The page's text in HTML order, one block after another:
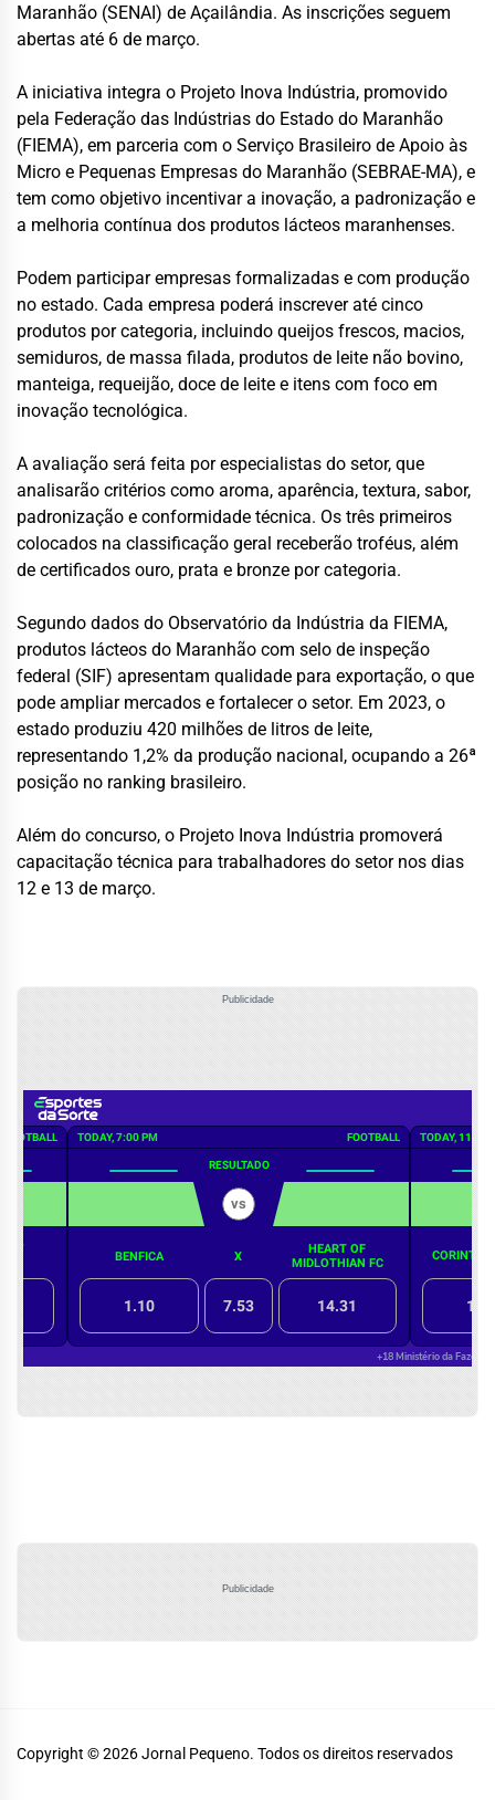
Maranhão (SENAI) de Açailândia. As inscrições seguem
abertas até 6 de março.
A iniciativa integra o Projeto Inova Indústria, promovido
pela Federação das Indústrias do Estado do Maranhão
(FIEMA), em parceria com o Serviço Brasileiro de Apoio às
Micro e Pequenas Empresas do Maranhão (SEBRAE-MA), e
tem como objetivo incentivar a inovação, a padronização e
a melhoria contínua dos produtos lácteos maranhenses.
Podem participar empresas formalizadas e com produção
no estado. Cada empresa poderá inscrever até cinco
produtos por categoria, incluindo queijos frescos, macios,
semiduros, de massa filada, produtos de leite não bovino,
manteiga, requeijão, doce de leite e itens com foco em
inovação tecnológica.
A avaliação será feita por especialistas do setor, que
analisarão critérios como aroma, aparência, textura, sabor,
padronização e conformidade técnica. Os três primeiros
colocados na classificação geral receberão troféus, além
de certificados ouro, prata e bronze por categoria.
Segundo dados do Observatório da Indústria da FIEMA,
produtos lácteos do Maranhão com selo de inspeção
federal (SIF) apresentam qualidade para exportação, o que
pode ampliar mercados e fortalecer o setor. Em 2023, o
estado produziu 420 milhões de litros de leite,
representando 1,2% da produção nacional, ocupando a 26ª
posição no ranking brasileiro.
Além do concurso, o Projeto Inova Indústria promoverá
capacitação técnica para trabalhadores do setor nos dias
12 e 13 de março.
Publicidade
Publicidade
Copyright © 2026Jornal Pequeno. Todos os direitos reservados